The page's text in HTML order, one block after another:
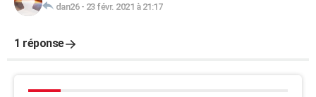
dan26- 23 févr. 2021 à 21:17
1 réponse